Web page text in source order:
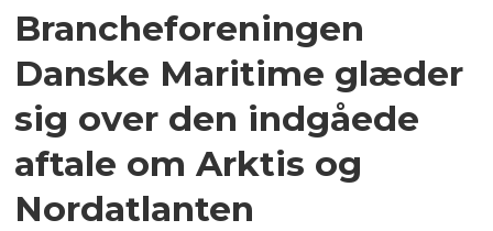
Brancheforeningen
Danske Maritime glæder
sig over den indgåede
aftale om Arktis og
Nordatlanten